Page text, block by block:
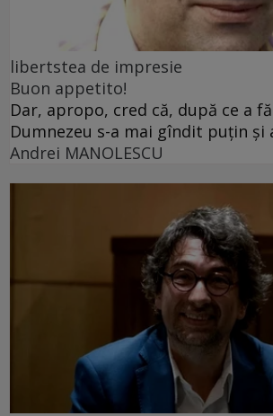
libertstea de impresie
Buon appetito!
Dar, apropo, cred că, după ce a
Dumnezeu s-a mai gîndit puțin și
Andrei MANOLESCU